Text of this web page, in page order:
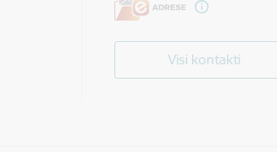
Visi kontakti